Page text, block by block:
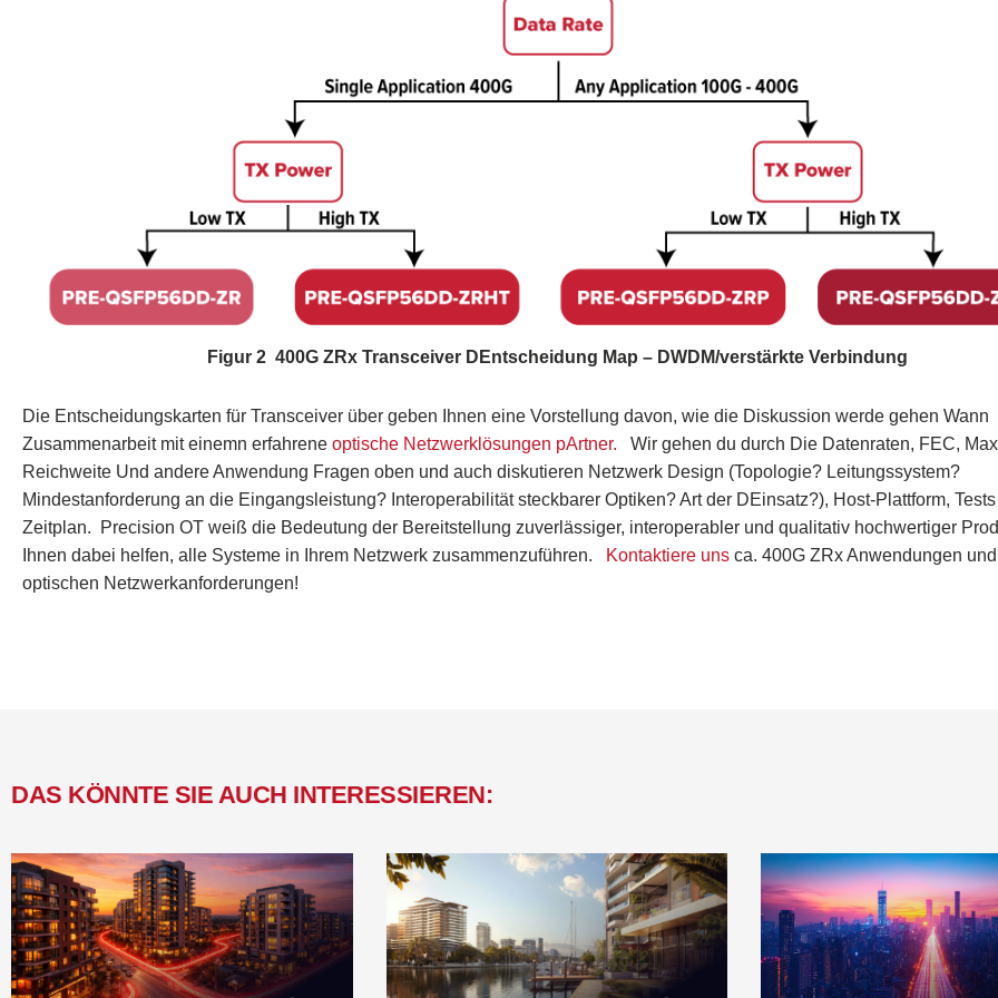
Figur 2 400G ZRxTransceiver D Entscheidung Map – DWDM/verstärkte Verbindung
Die Entscheidungskarten für Transceiver über geben Ihnen eine Vorstellung davon, wie die Diskussion werde gehen Wann
Zusammenarbeit mit einemn erfahrene optische Netzwerklösungen pArtner. Wir gehen du durch Die Datenraten, FEC,
Reichweite Und andereAnwendung Fragen oben und auch diskutieren Netzwerk Design (Topologie? Leitungssystem?
Mindestanforderung an die Eingangsleistung? Interoperabilität steckbarer Optiken? Art der DEinsatz?), Host-Plattform,
Zeitplan. Precision OT weiß die Bedeutung der Bereitstellung zuverlässiger, interoperabler und qualitativ hochwertiger
Ihnen dabei helfen, alle Systeme in Ihrem Netzwerk zusammenzuführen. Kontaktiere uns ca. 400G ZRxAnwendungen
optischen Netzwerkanforderungen!
DAS KÖNNTE SIE AUCH INTERESSIEREN: